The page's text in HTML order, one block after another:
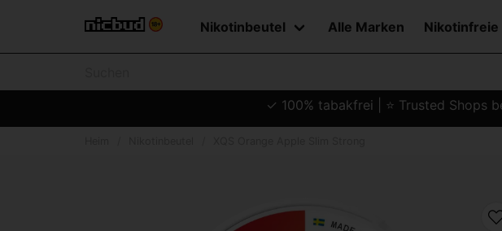
Nikotinbeutel Alle Marken Nikotinfreie
✓ 100% tabakfrei | ⭐ Trusted Shops